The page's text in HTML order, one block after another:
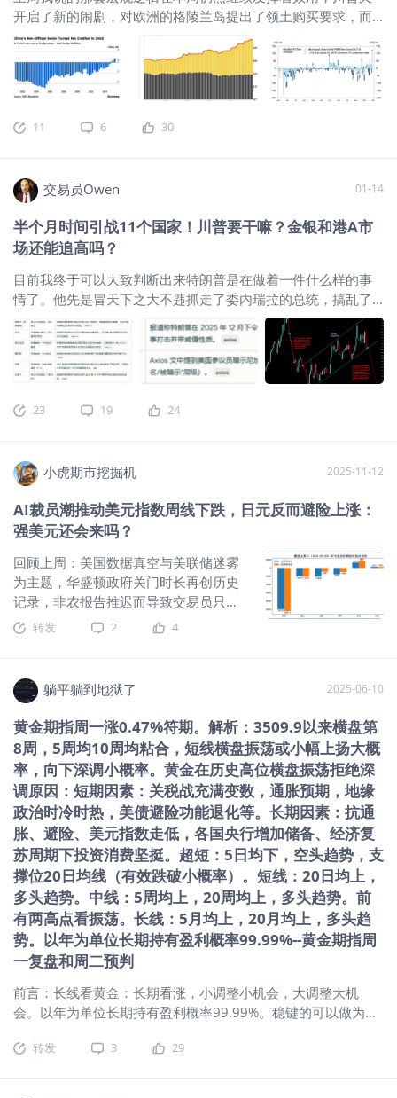
我们正在进入一个全新的历史阶段：美国经济依然强劲，但美
元却在走弱，这标志着美元贬值进入了新的阶段，特朗普政府
的目标是有利于美国出口商的汇率。 虽然我曾经认为特朗普此
前搞乱世界的动作是为了支撑美债进而支撑美元指数的走高，
但最近的市场方向似乎说明了另外一个事实，就是特朗普更倾
向于弱美元的环境，而不论美元指数是否走弱，美债的价格可
能都不会失控，这很可能得益于特朗普和几大美债持有国之间
开启了新的闹剧，对欧洲的格陵兰岛提出了领土购买要求，而
且针对持有反对意见的欧洲8国开征了关税。乱局变得更加剧烈
回顾：半个月时间引战11个国家！川普要干嘛？金银和港A
市场还能追高吗？ 我觉得这肯定不是特朗普对外引战行为的最
后一步，但大概率是他对外战略布局中的非常重要的一步棋
背后的逻辑。首先，我们要搞清楚一点就是，为什么特朗普专
区的麻烦呢？为什么中日两国特朗普暂时惹不起先说中国这
机构最新公布的数据，去年前三个季度，我们这边所谓的“非官
方”投资者的海外资产持有量飙升超过了1万亿美元，是过去十
年年均增速的两倍多。 $A50指数主连 2601(CNmain)$
$恒生
指数(HSI)$ $恒生指数主连 2601(HSImain)$ $恒生科技指数主
连 2601(HTImain)$ $恒生科技指数(HSTECH)$这说明了随着中
国对外贸易顺差的长期增长，目前有大量
11 6 30
交易员Owen 01-14
半个月时间引战11个国家！川普要干嘛？金银和港A市
场还能追高吗？
目前我终于可以大致判断出来特朗普是在做着一件什么样的事
情了。他先是冒天下之大不韪抓走了委内瑞拉的总统，搞乱了
委内瑞拉的局势，搞垮了委内瑞拉的经济，之后又威胁伊朗要
发动对伊军事打击，还在前天发布了安全警示，让所有的在伊
朗的美国公民立刻撤离伊朗，造出声势似乎要真的开展军事行
动，我简单统计了下2026年的1月以来，特朗普都威胁、或者
位美国总统在短短的半个月时间里，已经发布了针对11个国家
因，一句话总结根源就是：特朗普在通过搞乱他国经济和全球
作乱全球市场吸引大量的热钱往美元资产中避险，从而维持住
目前即将破位下跌的美元指数，之前我们也聊过，美元指数距
离破位加速下跌其实就一步之遥。
$美元指数
(USDindex.FOREX)$ $做空美元指数-PowerShares(UDN)$ $美
元ETF-PowerShares DB(UUP)$美元指数的月线走势：而如果美
元指数能在这个关键的技术点上企稳并反弹上去，则美国经济
可能就能平稳的过度，并为特朗普在2026年的中期选举提供一
是，通胀会失控，你要知道，当前的美联储在特朗普明牌影响
下，已经向着全面鸽派进展了，不管发生什么，2026年的50个
基点的两次降息都是大概率的，而如果这时候通
23 19 24
小虎期市挖掘机 2025-11-12
AI裁员潮推动美元指数周线下跌，日元反而避险上涨：
强美元还会来吗？
回顾上周：美国数据真空与美联储迷雾
为主题，华盛顿政府关门时长再创历史
记录，非农报告推迟而导致交易员只能
求助于民间报告。而人工智能推动的裁
员潮和中国出口数据的崩盘，令美元避
周线微跌。展望本周，美国政府可能继
续停摆导致关键数据缺席，但美联储、
欧洲央行、英国央行等官员讲话仍可能
释放政策转向信号。外汇焦点回顾与摘
要政府停摆非农就业报告缺席 民间数据
指引美元指数承压由于华盛顿政府的停
摆，上周的非农就业数据最终缺席，导
致市场只能根据有限的官方经济数据和
私人就业报告数据对当前的美国经济进
行预测和理解。不及预期的美国就业私
人报告数据、12月美联储降息预期的升
温，及美国政府长期停摆可能到16号之
后的预期等因素，正持续削弱市场经济
信心，预计在基本面出现重大转机前，
美元短线将持续保持疲软走势。日元受
避险情绪和美元低迷提振 但国内数据变
现平平难改日本央行宽松预期受避险情
绪升温及美元承压影响，日元保住了近
月消费支出增长幅度低于2.5%的预期
转发 2 4
躺平躺到地狱了 2025-06-10
黄金期指周一涨0.47%符期。解析：3509.9以来横盘第
8周，5周均10周均粘合，短线横盘振荡或小幅上扬大概
率，向下深调小概率。黄金在历史高位横盘振荡拒绝深
调原因：短期因素：关税战充满变数，通胀预期，地缘
政治时冷时热，美债避险功能退化等。长期因素：抗通
胀、避险、美元指数走低，各国央行增加储备、经济复
苏周期下投资消费坚挺。超短：5日均下，空头趋势，支
撑位20日均线（有效跌破小概率）。短线：20日均上，
多头趋势。中线：5周均上，20周均上，多头趋势。前
有两高点看振荡。长线：5月均上，20月均上，多头趋
势。以年为单位长期持有盈利概率99.99%--黄金期指周
一复盘和周二预判
前言：长线看黄金：长期看涨，小调整小机会，大调整大机
会。以年为单位长期持有盈利概率99.99%。稳键的可以做为资
月最低1618.3元-4月22日3509.9元） 躺观黄金（纽约黄金期
转发 3 29